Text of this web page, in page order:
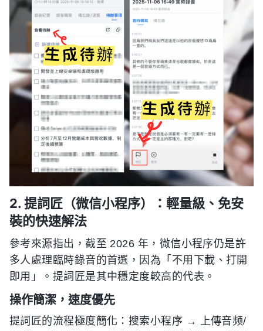
2. 提詞匠（微信小程序）：輕量級、免安
裝的快速解法
參考來源指出，截至 2026 年，微信小程序仍是許
多人處理臨時錄音的首選，因為「不用下載、打開
即用」。提詞匠是其中穩定度較高的代表。
操作簡潔，速度優先
提詞匠的流程極度簡化：搜索小程序 → 上傳音频/